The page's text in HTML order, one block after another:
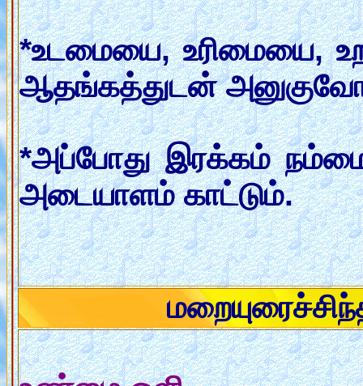
*உடமையை, உரிமையை,
ஆதங்கத்துடன்
*அப்போது இரக்கம்
அடையாளம் காட்டும்.